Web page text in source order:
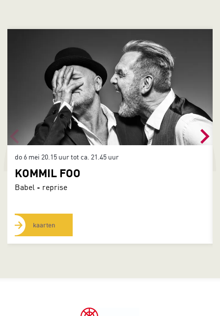
KOMMIL FOO
Babel - reprise
do 6 mei 20.15 uur tot ca. 21.45 uur
kaarten